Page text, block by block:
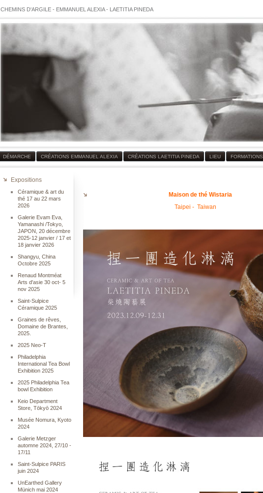
CHEMINS D'ARGILE - EMMANUEL ALEXIA- LAETITIA PINEDA
DÉMARCHE CRÉATIONS EMMANUEL ALEXIA CRÉATIONS LAETITIA PINEDA LIEU FORMATIONS
Expositions
Céramique & art du
thé 17 au 22 mars
2026
Galerie Evam Eva,
Yamanashi /Tokyo,
JAPON, 20 décembre
2025-12 janvier / 17 et
18 janvier 2026
Shangyu, China
Octobre 2025
Renaud Montméat
Arts d'asie 30 oct- 5
nov 2025
Saint-Sulpice
Céramique 2025
Graines de rêves,
Domaine de Brantes,
2025.
2025 Neo-T
Philadelphia
International Tea Bowl
Exhibition 2025
2025 Philadelphia Tea
bowl Exhibition
Keio Department
Store, Tōkyō 2024
Musée Nomura, Kyoto
2024
Galerie Metzger
automne 2024, 27/10 -
17/11
Saint-Sulpice PARIS
juin 2024
UnEarthed Gallery
Münich mai 2024
Maison de thé Wistaria
Taipei - Taiwan